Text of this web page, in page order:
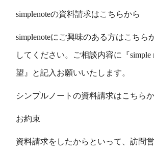
simplenoteの資料請求はこちらから
simplenoteにご興味のある方はこちら
してください。ご相談内容に『simple
望』と記入お願いいたします。
シンプルノートの資料請求はこちら
お約束
資料請求をしたからといって、訪問